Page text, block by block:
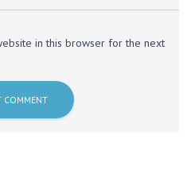
in this browser for the next